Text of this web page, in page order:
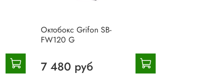
Октобокс Grifon SB-
FW120 G
7 480 руб